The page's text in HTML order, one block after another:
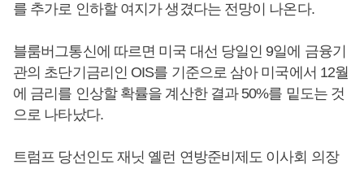
를 추가로 인하할 여지가 생겼다는 전망이 나온다.
블룸버그통신에 따르면 미국 대선 당일인 9일에 금융기
관의 초단기금리인 OIS를 기준으로 삼아 미국에서 12월
에 금리를 인상할 확률을 계산한 결과 50%를 밑도는 것
으로 나타났다.
트럼프 당선인도 재닛 옐런 연방준비제도 이사회 의장